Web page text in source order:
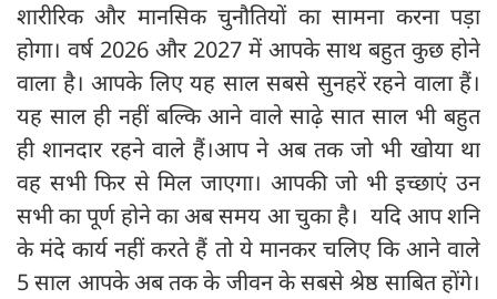
शारीरिक और मानसिक चुनौतियों का सामना करना पड़ा
होगा। वर्ष 2026 और 2027 में आपके साथ बहुत कुछ होने
वाला है। आपके लिए यह साल सबसे सुनहरें रहने वाला हैं।
यह साल ही नहीं बल्कि आने वाले साढ़े सात साल भी बहुत
ही शानदार रहने वाले हैं।आप ने अब तक जो भी खोया था
वह सभी फिर से मिल जाएगा। आपकी जो भी इच्छाएं उन
सभी का पूर्ण होने का अब समय आ चुका है। यदि आप शनि
के मंदे कार्य नहीं करते हैं तो ये मानकर चलिए कि आने वाले
5 साल आपके अब तक के जीवन के सबसे श्रेष्ठ साबित होंगे।